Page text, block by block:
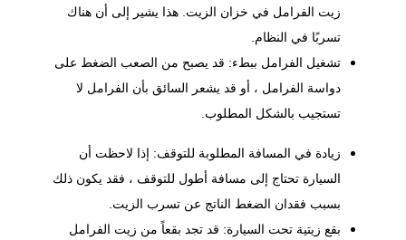
زيت الفرامل في خزان الزيت. هذا يشير إلى أن هناك
تسربًا في النظام.
تشغيل الفرامل ببطء: قد يصبح من الصعب الضغط على
دواسة الفرامل ، أو قد يشعر السائق بأن الفرامل لا
تستجيب بالشكل المطلوب.
زيادة في المسافة المطلوبة للتوقف: إذا لاحظت أن
السيارة تحتاج إلى مسافة أطول للتوقف ، فقد يكون ذلك
بسبب فقدان الضغط الناتج عن تسرب الزيت.
بقع زيتية تحت السيارة: قد تجد بقعاً من زيت الفرامل